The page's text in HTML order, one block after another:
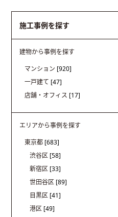
施工事例を探す
建物から事例を探す
マンション [920]
一戸建て [47]
店舗・オフィス [17]
エリアから事例を探す
東京都 [683]
渋谷区 [58]
新宿区 [33]
世田谷区 [89]
目黒区 [41]
港区 [49]